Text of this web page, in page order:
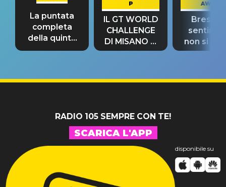
La puntata
completa
della quinta
tappa
P
IL GT WORLD
CHALLENGE
DI MISANO si
riconferma
AWAY
Bresh:
non si
fino alla
RADIO 105 SEMPRE CON TE!
SCARICA L'APP
disponibile su